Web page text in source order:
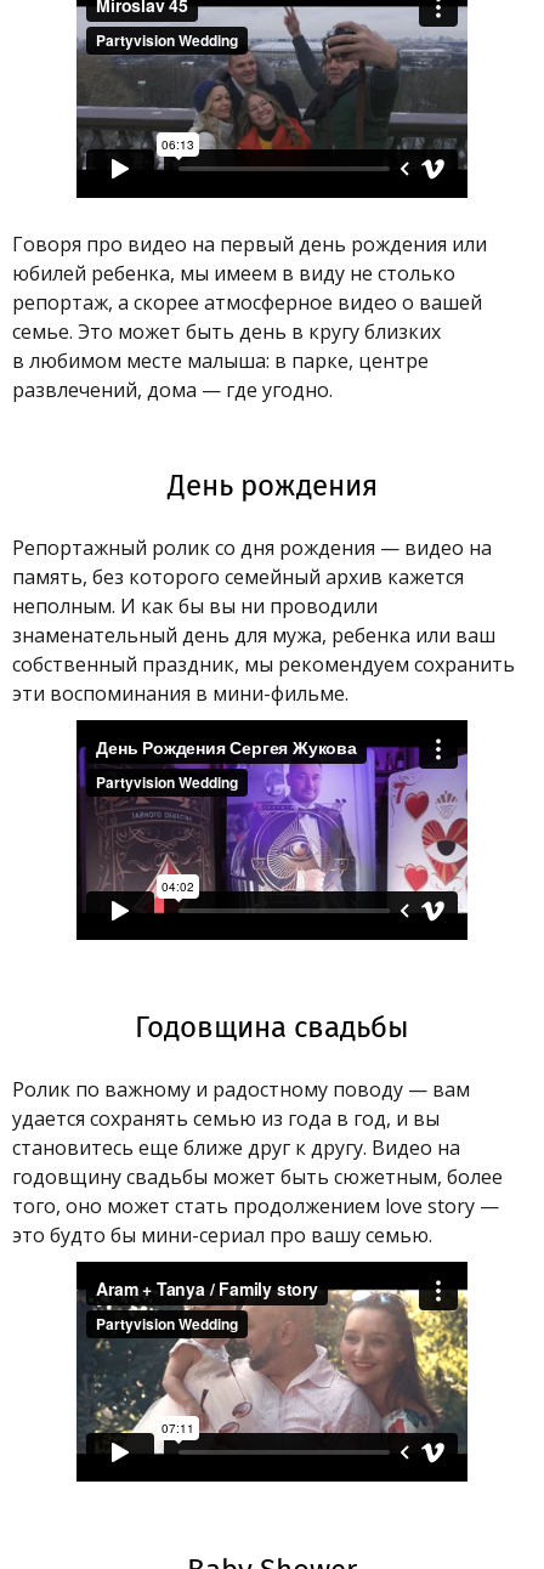
Говоря про видео на первый день рождения или
юбилей ребенка, мы имеем в виду не столько
репортаж, а скорее атмосферное видео о вашей
семье. Это может быть день в кругу близких
в любимом месте малыша: в парке, центре
развлечений, дома — где угодно.
День рождения
Репортажный ролик со дня рождения — видео на
память, без которого семейный архив кажется
неполным. И как бы вы ни проводили
знаменательный день для мужа, ребенка или ваш
собственный праздник, мы рекомендуем сохранить
эти воспоминания в мини-фильме.
Годовщина свадьбы
Ролик по важному и радостному поводу — вам
удается сохранять семью из года в год, и вы
становитесь еще ближе друг к другу. Видео на
годовщину свадьбы может быть сюжетным, более
того, оно может стать продолжением love story —
это будто бы мини-сериал про вашу семью.